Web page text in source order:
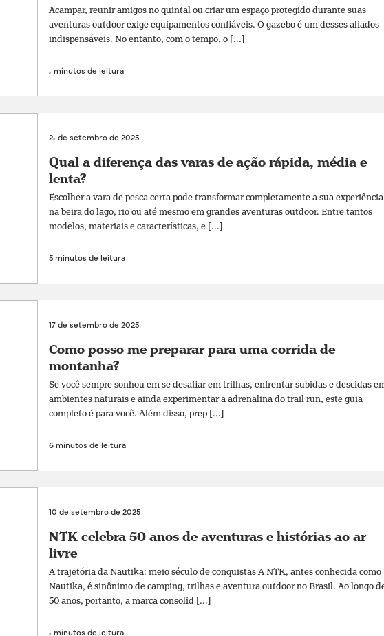
Acampar, reunir amigos no quintal ou criar um espaço protegido durante suas
aventuras outdoor exige equipamentos confiáveis. O gazebo é um desses aliados
indispensáveis. No entanto, com o tempo, o [...]
4 minutos de leitura
24 de setembro de 2025
Qual a diferença das varas de ação rápida, média e
lenta?
Escolher a vara de pesca certa pode transformar completamente a sua experiência
na beira do lago, rio ou até mesmo em grandes aventuras outdoor. Entre tantos
modelos, materiais e características, e [...]
5 minutos de leitura
17 de setembro de 2025
Como posso me preparar para uma corrida de
montanha?
Se você sempre sonhou em se desafiar em trilhas, enfrentar subidas e descidas
ambientes naturais e ainda experimentar a adrenalina do trail run, este guia
completo é para você. Além disso, prep [...]
6 minutos de leitura
10 de setembro de 2025
NTK celebra 50 anos de aventuras e histórias ao ar
livre
A trajetória da Nautika: meio século de conquistas A NTK, antes conhecida como
Nautika, é sinônimo de camping, trilhas e aventura outdoor no Brasil. Ao longo
50 anos, portanto, a marca consolid [...]
4 minutos de leitura